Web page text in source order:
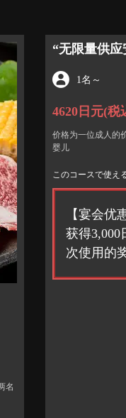
名
“无限量供
1名 ～
4620日元(税
价格为一位成人的
婴儿
このコースで使え
【宴会优
获得3,000
次使用的